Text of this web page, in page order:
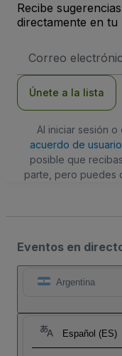
Recibe
directamente en tu
de
Únete a la lista
Al iniciar sesión
acuerdo de usuario
posible que
parte, pero puedes
Eventos en
Argentina
Español (ES)